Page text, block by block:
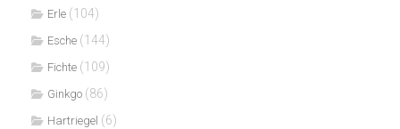
Erle (104)
Esche (144)
Fichte (109)
Ginkgo (86)
Hartriegel (6)